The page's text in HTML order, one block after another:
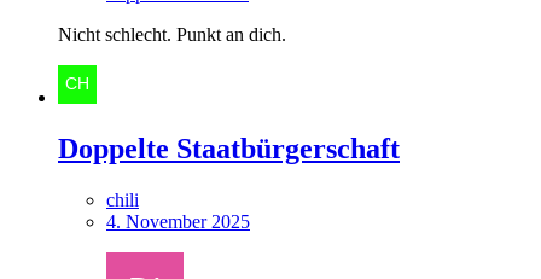
Nicht schlecht. Punkt an dich.
Doppelte Staatbürgerschaft
chili
4. November 2025